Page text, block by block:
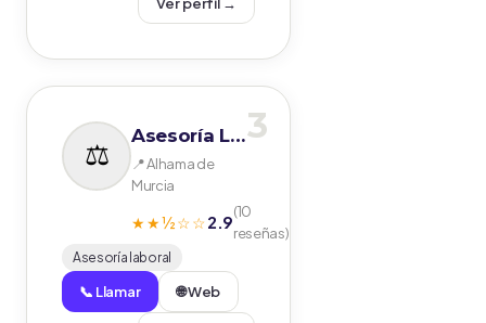
3
Asesoría Leyva
📍 Alhama de
Murcia
★★½☆☆2.9(10
reseñas)
Asesoría laboral
📞 Llamar 🌐 Web